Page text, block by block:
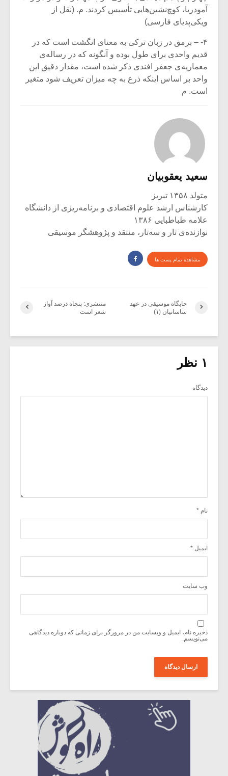
آمودریا، کوچ‌نشین‌هایی تأسیس کردند. م. (نقل از
ویکی‌پدیای فارسی)
۴- – برمق در زبان ترکی به معنای انگشت است که در
قدیم واحدی برای طول بوده و آنگونه که در رساله‌ی
معماریه‌ی جعفر افندی ذکر شده است، مقدار دقیق این
واحد بر اساس اینکه ذرع به چه میزان تعریف شود متغیر
است. م
سعید یعقوبیان
متولد ۱۳۵۸ تبریز
کارشناس ارشد علوم اقتصادی و برنامه‌ریزی از دانشگاه
علامه طباطبایی ۱۳۸۶
نوازنده‌ی تار و سه‌تار، منتقد و پژوهشگر موسیقی
مشاهده تمام پست ها
منتشری: پنجاه درصد آواز
شعر است
جایگاه موسیقی در عهد
ساسانیان (۱)
۱ نظر
دیدگاه
نام *
ایمیل *
وب‌ سایت
ذخیره نام، ایمیل و وبسایت من در مرورگر برای زمانی که دوباره دیدگاهی
می‌نویسم.